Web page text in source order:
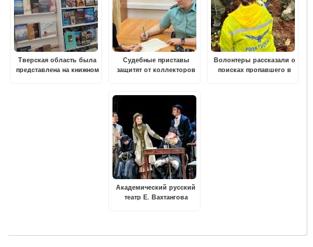
Тверская область была
представлена на книжном
Судебные приставы
защитят от коллекторов
Волонтеры рассказали о
поисках пропавшего в
Академический русский
театр Е. Вахтангова